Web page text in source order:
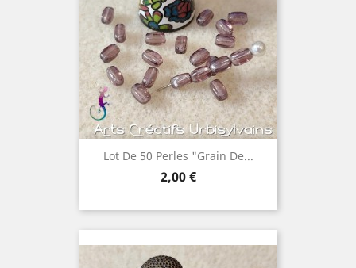
Lot De 50 Perles "grain De...
Prix
2,00 €